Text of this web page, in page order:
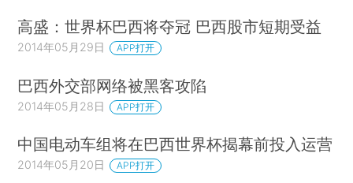
高盛：世界杯巴西将夺冠 巴西股市短期受益
2014年05月29日 APP打开
巴西外交部网络被黑客攻陷
2014年05月28日 APP打开
中国电动车组将在巴西世界杯揭幕前投入运营
2014年05月20日 APP打开